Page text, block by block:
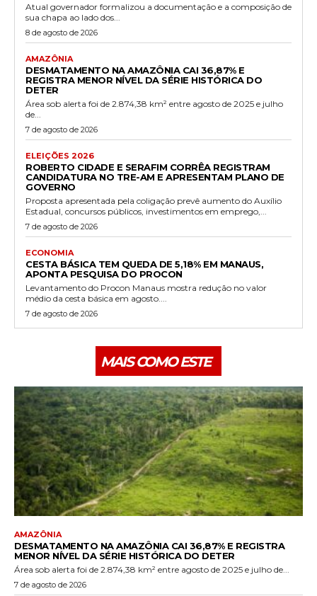
Atual governador formalizou a documentação e a composição de
sua chapa ao lado dos...
8 de agosto de 2026
AMAZÔNIA
DESMATAMENTO NA AMAZÔNIA CAI 36,87% E
REGISTRA MENOR NÍVEL DA SÉRIE HISTÓRICA DO
DETER
Área sob alerta foi de 2.874,38 km² entre agosto de 2025 e julho
de...
7 de agosto de 2026
ELEIÇÕES 2026
ROBERTO CIDADE E SERAFIM CORRÊA REGISTRAM
CANDIDATURA NO TRE-AM E APRESENTAM PLANO DE
GOVERNO
Proposta apresentada pela coligação prevê aumento do Auxílio
Estadual, concursos públicos, investimentos em emprego,...
7 de agosto de 2026
ECONOMIA
CESTA BÁSICA TEM QUEDA DE 5,18% EM MANAUS,
APONTA PESQUISA DO PROCON
Levantamento do Procon Manaus mostra redução no valor
médio da cesta básica em agosto....
7 de agosto de 2026
MAIS COMO ESTE
AMAZÔNIA
DESMATAMENTO NA AMAZÔNIA CAI 36,87% E REGISTRA
MENOR NÍVEL DA SÉRIE HISTÓRICA DO DETER
Área sob alerta foi de 2.874,38 km² entre agosto de 2025 e julho de...
7 de agosto de 2026